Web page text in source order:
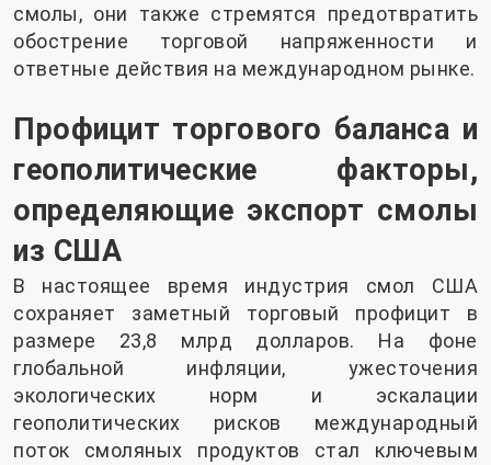
смолы, они также стремятся предотвратить
обострение торговой напряженности и
ответные действия на международном рынке.
Профицит торгового баланса и
геополитические факторы,
определяющие экспорт смолы
из США
В настоящее время индустрия смол США
сохраняет заметный торговый профицит в
размере 23,8 млрд долларов. На фоне
глобальной инфляции, ужесточения
экологических норм и эскалации
геополитических рисков международный
поток смоляных продуктов стал ключевым